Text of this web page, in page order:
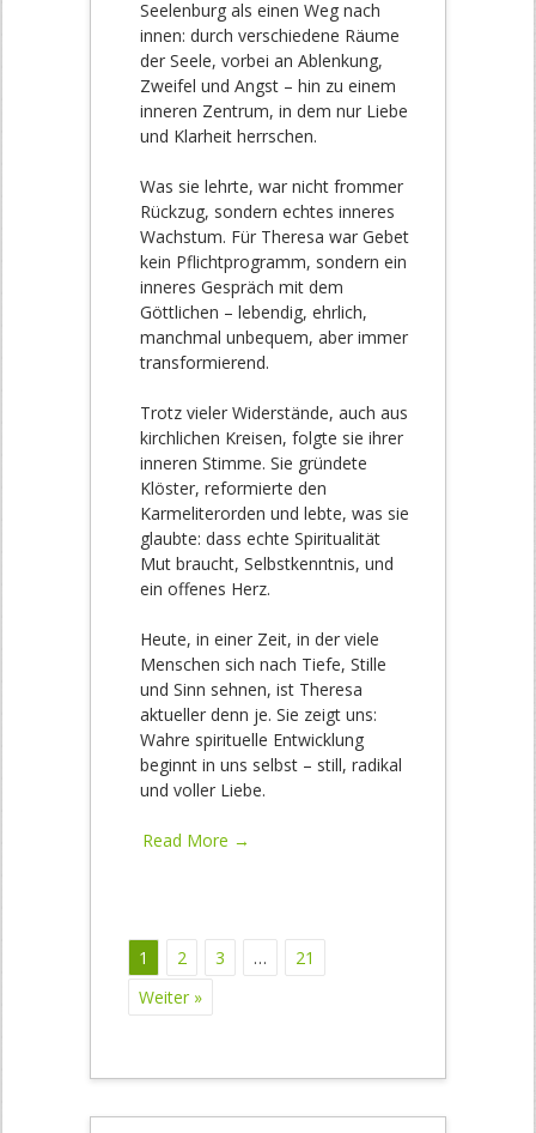
Seelenburg als einen Weg nach
innen: durch verschiedene Räume
der Seele, vorbei an Ablenkung,
Zweifel und Angst – hin zu einem
inneren Zentrum, in dem nur Liebe
und Klarheit herrschen.
Was sie lehrte, war nicht frommer
Rückzug, sondern echtes inneres
Wachstum. Für Theresa war Gebet
kein Pflichtprogramm, sondern ein
inneres Gespräch mit dem
Göttlichen – lebendig, ehrlich,
manchmal unbequem, aber immer
transformierend.
Trotz vieler Widerstände, auch aus
kirchlichen Kreisen, folgte sie ihrer
inneren Stimme. Sie gründete
Klöster, reformierte den
Karmeliterorden und lebte, was sie
glaubte: dass echte Spiritualität
Mut braucht, Selbstkenntnis, und
ein offenes Herz.
Heute, in einer Zeit, in der viele
Menschen sich nach Tiefe, Stille
und Sinn sehnen, ist Theresa
aktueller denn je. Sie zeigt uns:
Wahre spirituelle Entwicklung
beginnt in uns selbst – still, radikal
und voller Liebe.
Read More →
1 2 3 …
21
Weiter »